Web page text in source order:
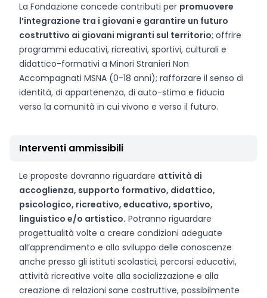
La Fondazione concede contributi per promuovere
l’integrazione tra i giovani e garantire un futuro
costruttivo ai giovani migranti sul territorio; offrire
programmi educativi, ricreativi, sportivi, culturali e
didattico-formativi a Minori Stranieri Non
Accompagnati MSNA (0-18 anni); rafforzare il senso di
identità, di appartenenza, di auto-stima e fiducia
verso la comunità in cui vivono e verso il futuro.
Interventi ammissibili
Le proposte dovranno riguardare attività di
accoglienza, supporto formativo, didattico,
psicologico, ricreativo, educativo, sportivo,
linguistico e/o artistico. Potranno riguardare
progettualità volte a creare condizioni adeguate
all’apprendimento e allo sviluppo delle conoscenze
anche presso gli istituti scolastici, percorsi educativi,
attività ricreative volte alla socializzazione e alla
creazione di relazioni sane costruttive, possibilmente